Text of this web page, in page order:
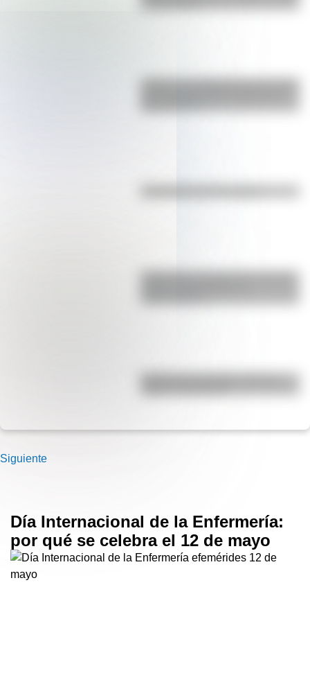
¿Sabías que Argentina tuvo la torre
Guatemala: por qué es uno de los
Bandera de Colombia: historia,
Siguiente
Día Internacional de la Enfermería:
por qué se celebra el 12 de mayo